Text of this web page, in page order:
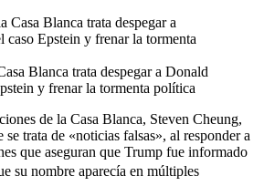
Blanca trata despegar a Donald
y frenar la tormenta política
de la Casa Blanca, Steven Cheung,
se trata de «noticias falsas», al responder a
que aseguran que Trump fue informado
su nombre aparecía en múltiples